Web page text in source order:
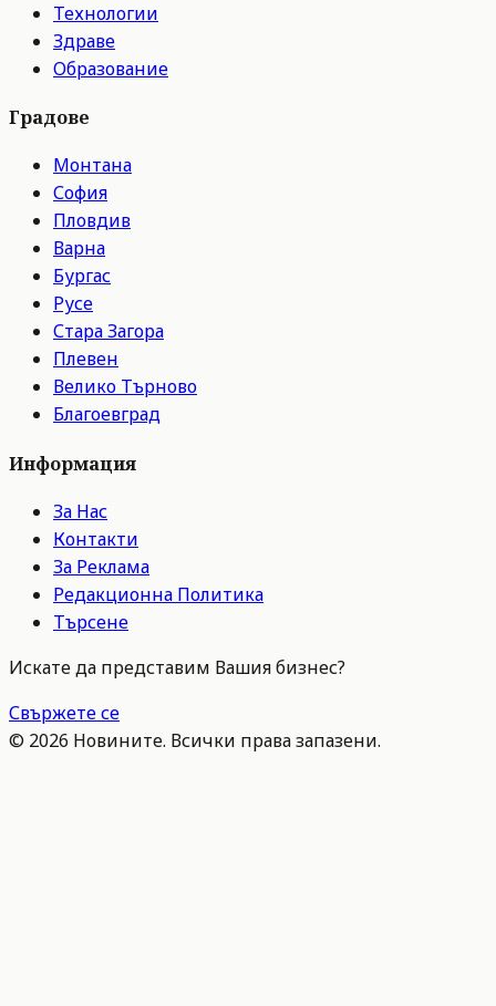
Технологии
Здраве
Образование
Градове
Монтана
София
Пловдив
Варна
Бургас
Русе
Стара Загора
Плевен
Велико Търново
Благоевград
Информация
За Нас
Контакти
За Реклама
Редакционна Политика
Търсене
Искате да представим Вашия бизнес?
Свържете се
© 2026 Новините. Всички права запазени.